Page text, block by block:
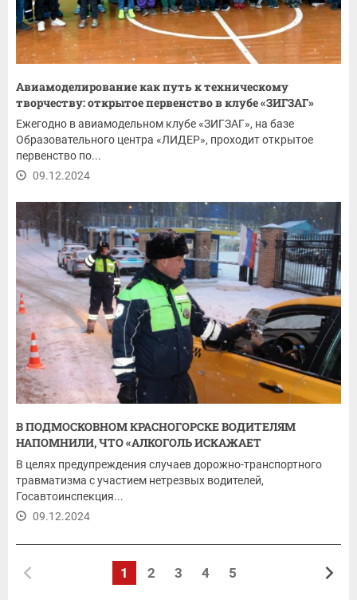
Авиамоделирование как путь к техническому
творчеству: открытое первенство в клубе «ЗИГЗАГ»
Ежегодно в авиамодельном клубе «ЗИГЗАГ», на базе
Образовательного центра «ЛИДЕР», проходит открытое
первенство по...
09.12.2024
В ПОДМОСКОВНОМ КРАСНОГОРСКЕ ВОДИТЕЛЯМ
НАПОМНИЛИ, ЧТО «АЛКОГОЛЬ ИСКАЖАЕТ
РЕАЛЬНОСТЬ»!
В целях предупреждения случаев дорожно-транспортного
травматизма с участием нетрезвых водителей,
Госавтоинспекция...
09.12.2024
1 2 3 4 5